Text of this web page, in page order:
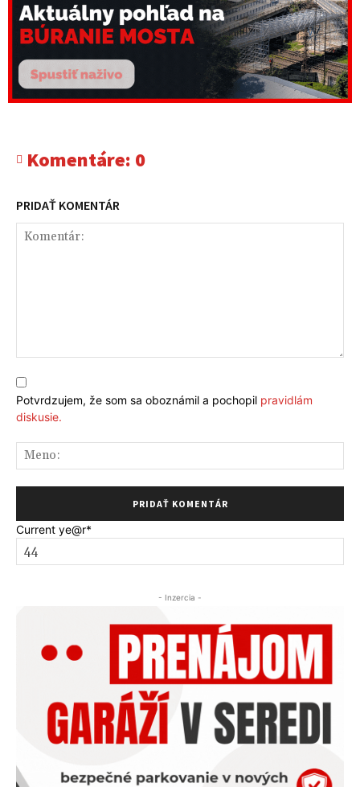
Komentáre: 0
PRIDAŤ KOMENTÁR
Potvrdzujem, že som sa oboznámil a pochopil pravidlám
diskusie.
Current ye@r*
- Inzercia -